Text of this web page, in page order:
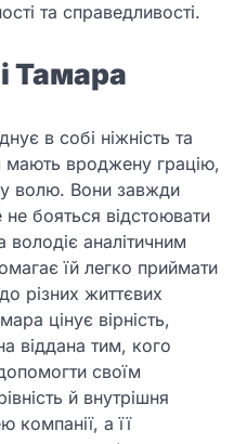
та справедливості.
Тамара
в собі ніжність та
мають вроджену грацію,
волю. Вони завжди
не бояться відстоювати
аналітичним
їй легко приймати
різних життєвих
цінує вірність,
віддана тим, кого
своїм
й внутрішня
компанії, а її